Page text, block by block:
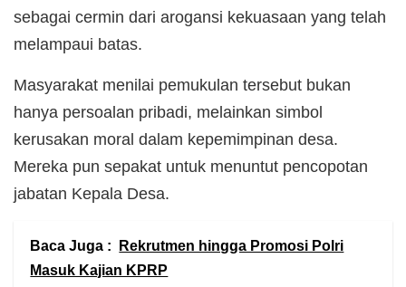
sebagai cermin dari arogansi kekuasaan yang telah
melampaui batas.
Masyarakat menilai pemukulan tersebut bukan
hanya persoalan pribadi, melainkan simbol
kerusakan moral dalam kepemimpinan desa.
Mereka pun sepakat untuk menuntut pencopotan
jabatan Kepala Desa.
Baca Juga :
Rekrutmen hingga Promosi Polri
Masuk Kajian KPRP